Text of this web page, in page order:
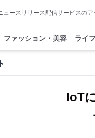
ュースリリース配信サービスのア
ファッション・美容 ライ
IoT